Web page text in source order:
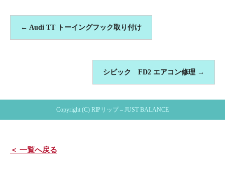
← Audi TT トーイングフック取り付け
シビック FD2 エアコン修理 →
Copyright (C) RIPリップ – JUST BALANCE
＜ 一覧へ戻る